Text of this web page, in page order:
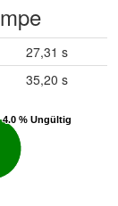
27,31 s
35,20 s
4.0 % Ungültig
4.0 % Ungültig